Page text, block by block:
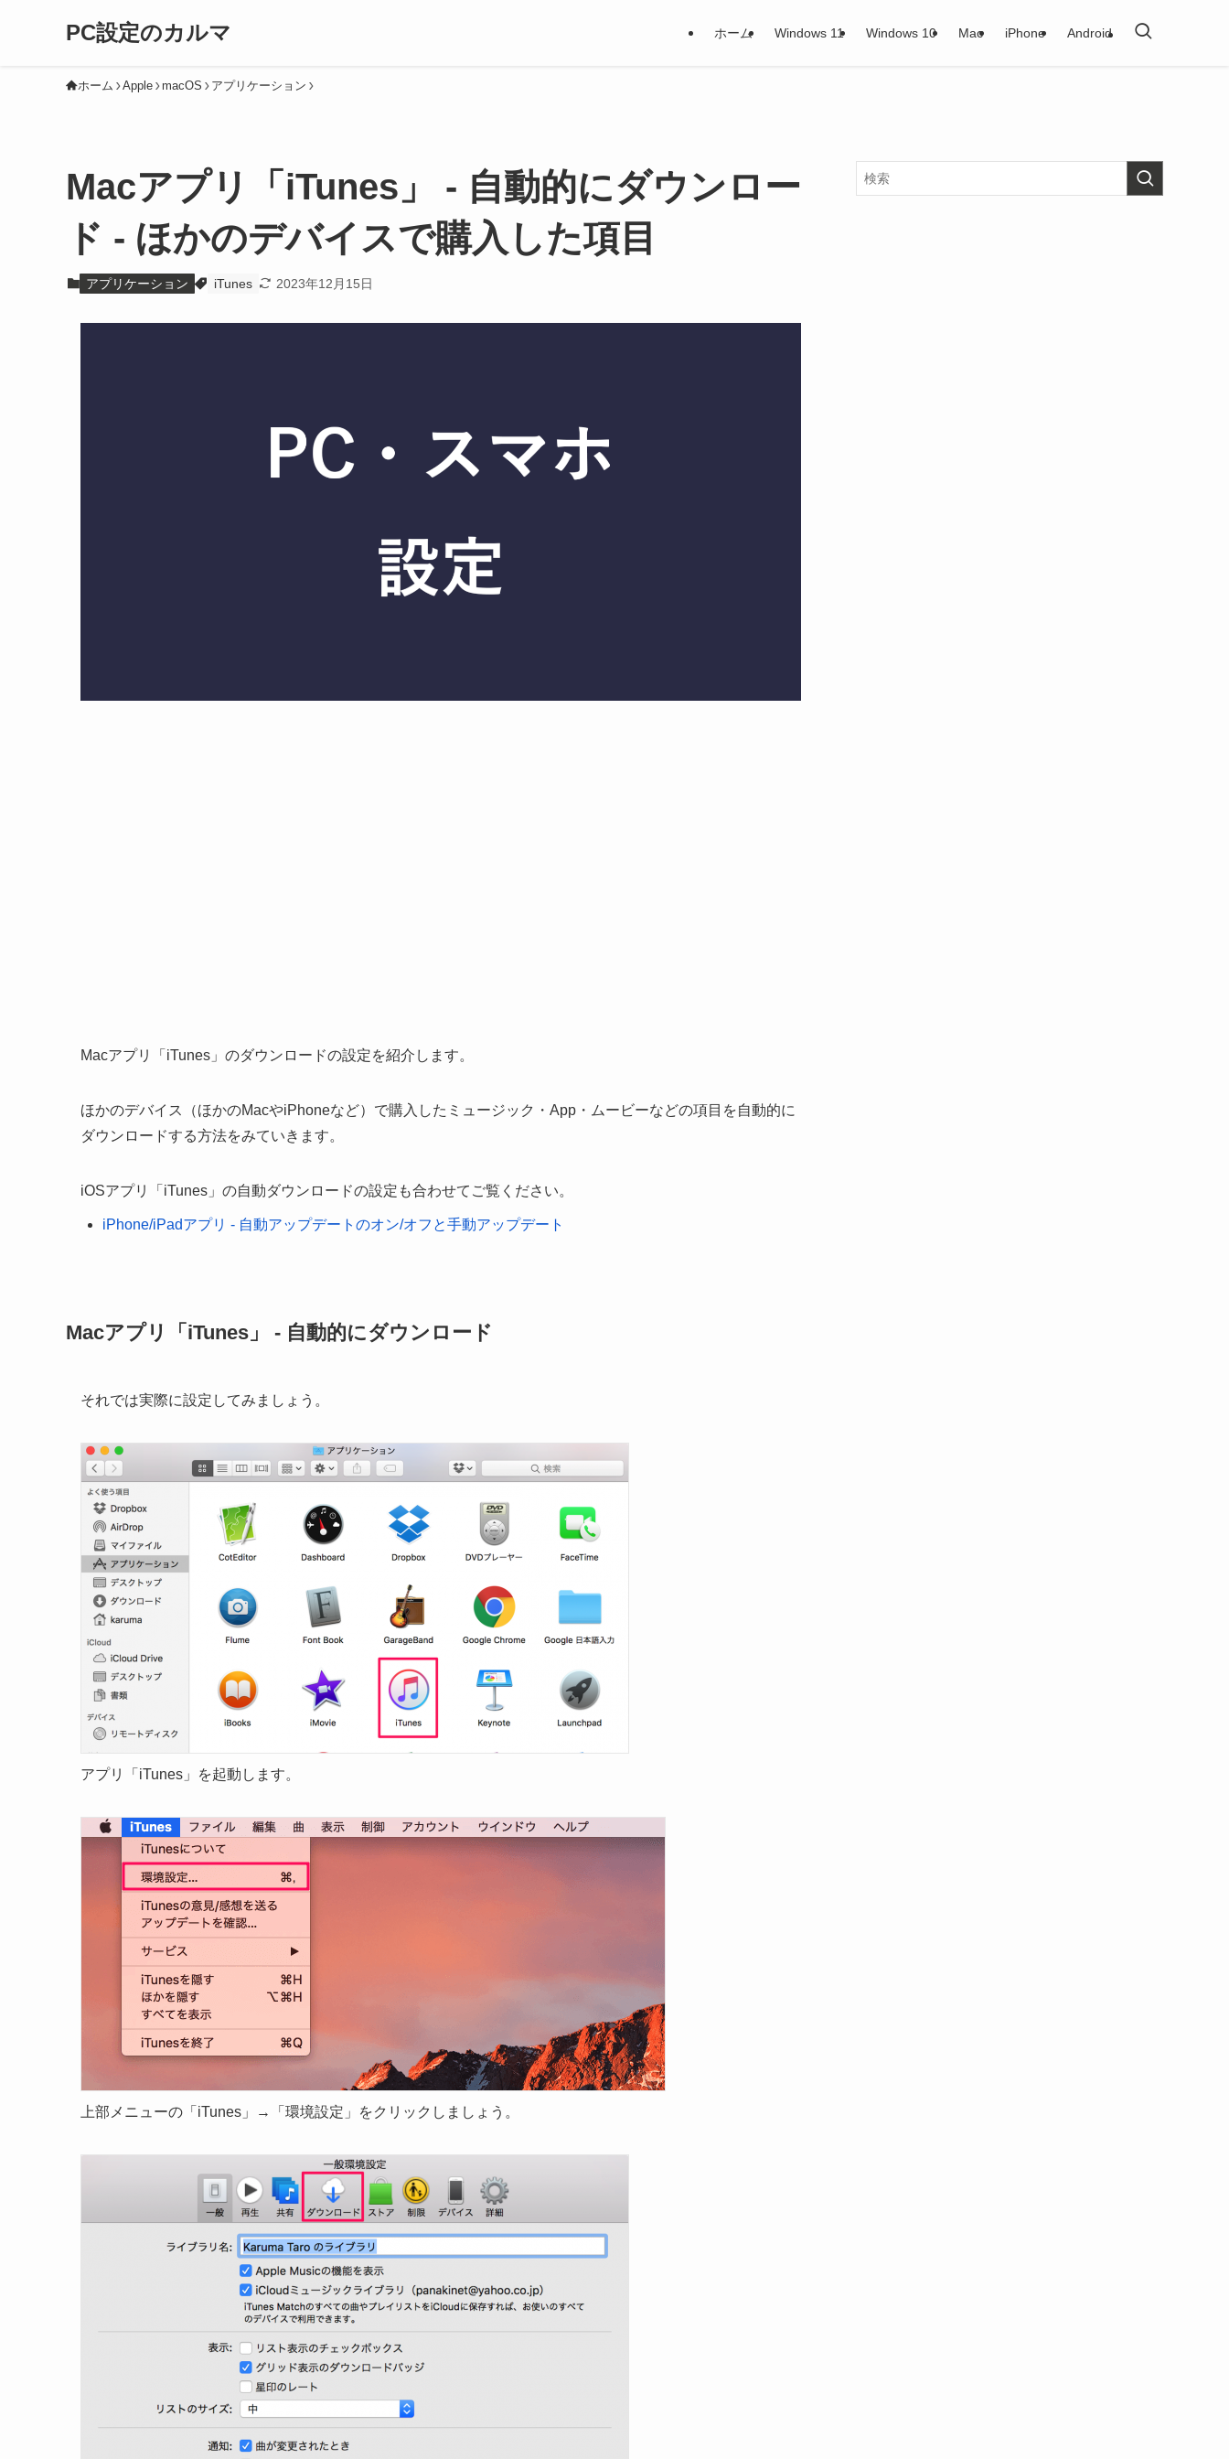
PC設定のカルマ ホーム Windows 11 Windows 10 Mac iPhone Android
ホーム Apple macOS アプリケーション
Macアプリ「iTunes」 - 自動的にダウンロー
ド - ほかのデバイスで購入した項目
アプリケーション iTunes 2023年12月15日
Macアプリ「iTunes」のダウンロードの設定を紹介します。
ほかのデバイス（ほかのMacやiPhoneなど）で購入したミュージック・App・ムービーなどの項目を自動的に
ダウンロードする方法をみていきます。
iOSアプリ「iTunes」の自動ダウンロードの設定も合わせてご覧ください。
iPhone/iPadアプリ - 自動アップデートのオン/オフと手動アップデート
Macアプリ「iTunes」 - 自動的にダウンロード
それでは実際に設定してみましょう。
アプリ「iTunes」を起動します。
上部メニューの「iTunes」→「環境設定」をクリックしましょう。